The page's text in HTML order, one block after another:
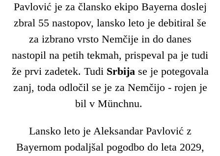
Pavlović je za člansko ekipo Bayerna doslej
zbral 55 nastopov, lansko leto je debitiral še
za izbrano vrsto Nemčije in do danes
nastopil na petih tekmah, prispeval pa je tudi
že prvi zadetek. Tudi Srbija se je potegovala
zanj, toda odločil se je za Nemčijo - rojen je
bil v Münchnu.
Lansko leto je Aleksandar Pavlović z
Bayernom podaljšal pogodbo do leta 2029,